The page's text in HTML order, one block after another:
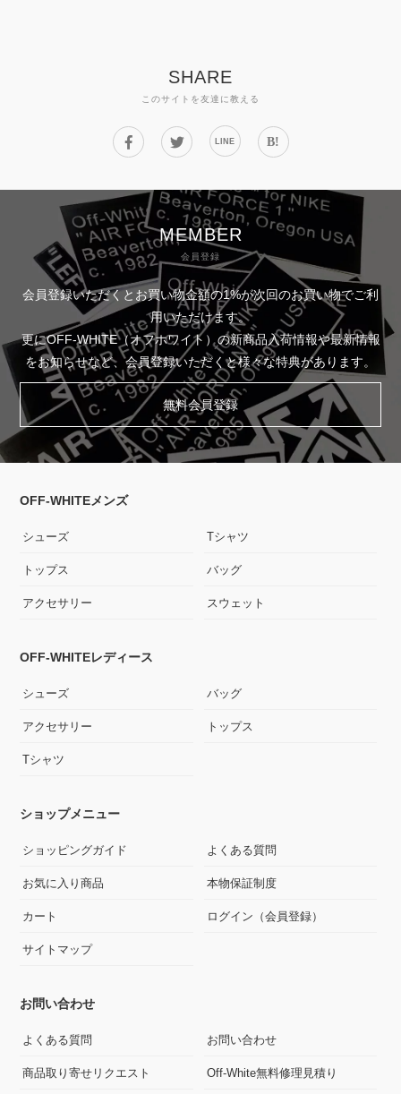
SHARE
このサイトを友達に教える
LINE B!
MEMBER
会員登録
会員登録いただくとお買い物金額の1%が次回のお買い物でご利
用いただけます。
更にOFF-WHITE（オフホワイト）の新商品入荷情報や最新情報
をお知らせなど、会員登録いただくと様々な特典があります。
無料会員登録
OFF-WHITEメンズ
シューズ Tシャツ
トップス バッグ
アクセサリー スウェット
OFF-WHITEレディース
シューズ バッグ
アクセサリー トップス
Tシャツ
ショップメニュー
ショッピングガイド よくある質問
お気に入り商品 本物保証制度
カート ログイン（会員登録）
サイトマップ
お問い合わせ
よくある質問 お問い合わせ
商品取り寄せリクエスト Off-White無料修理見積り